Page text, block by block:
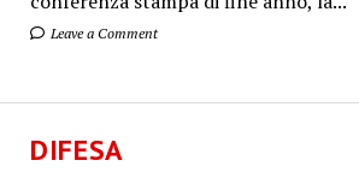
Leave a Comment
DIFESA